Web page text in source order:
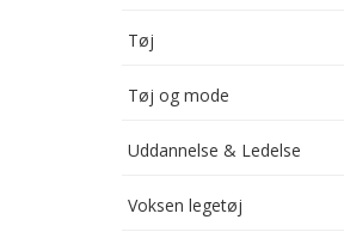
Tøj
Tøj og mode
Uddannelse & Ledelse
Voksen legetøj